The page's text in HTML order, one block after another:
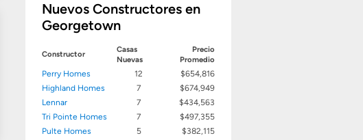
Nuevos Constructores en
Georgetown
Constructor
Casas
Nuevas
Precio
Promedio
Perry Homes
12
$654,816
Highland Homes
7
$674,949
Lennar
7
$434,563
Tri Pointe Homes
7
$497,355
Pulte Homes
5
$382,115